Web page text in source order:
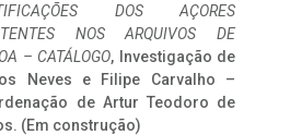
DOS AÇORES
NOS ARQUIVOS DE
– CATÁLOGO, Investigação de
Neves e Filipe Carvalho –
de Artur Teodoro de
(Em construção)